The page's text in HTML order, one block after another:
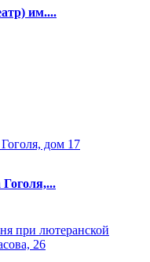
им....